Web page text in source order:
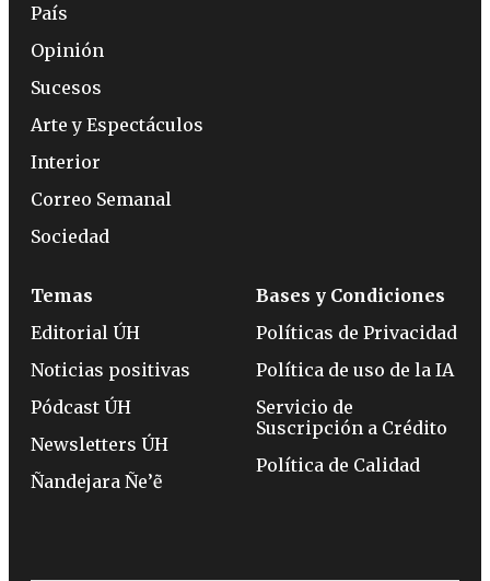
País
Opinión
Sucesos
Arte y Espectáculos
Interior
Correo Semanal
Sociedad
Temas
Editorial ÚH
Noticias positivas
Pódcast ÚH
Newsletters ÚH
Ñandejara Ñe’ẽ
Bases y Condiciones
Políticas de Privacidad
Política de uso de la IA
Servicio de
Suscripción a Crédito
Política de Calidad